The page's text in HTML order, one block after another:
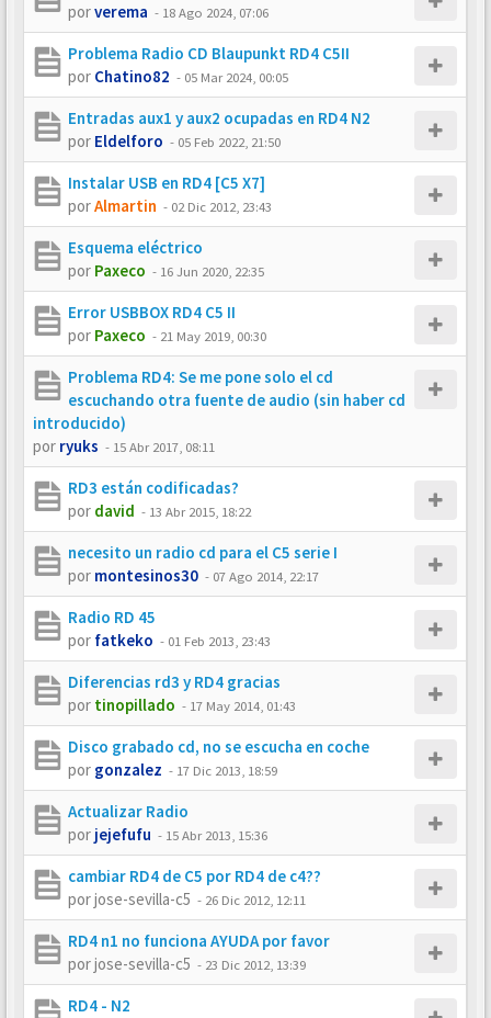
porverema - 18 Ago 2024, 07:06
Problema Radio CD Blaupunkt RD4 C5II
por Chatino82 - 05 Mar 2024, 00:05
Entradas aux1 y aux2 ocupadas en RD4 N2
por Eldelforo - 05 Feb 2022, 21:50
Instalar USB en RD4 [C5 X7]
porAlmartin - 02 Dic 2012, 23:43
Esquema eléctrico
por Paxeco - 16 Jun 2020, 22:35
Error USBBOX RD4 C5 II
por Paxeco - 21 May 2019, 00:30
Problema RD4: Se me pone solo el cd
escuchando otra fuente de audio (sin haber cd
introducido)
por ryuks - 15 Abr 2017, 08:11
RD3 están codificadas?
por david - 13 Abr 2015, 18:22
necesito un radio cd para el C5 serie I
por montesinos30 - 07 Ago 2014, 22:17
Radio RD 45
por fatkeko - 01 Feb 2013, 23:43
Diferencias rd3 y RD4 gracias
por tinopillado - 17 May 2014, 01:43
Disco grabado cd, no se escucha en coche
por gonzalez - 17 Dic 2013, 18:59
Actualizar Radio
por jejefufu - 15 Abr 2013, 15:36
cambiar RD4 de C5 por RD4 de c4??
porjose-sevilla-c5 - 26 Dic 2012, 12:11
RD4 n1 no funciona AYUDA por favor
porjose-sevilla-c5 - 23 Dic 2012, 13:39
RD4 - N2